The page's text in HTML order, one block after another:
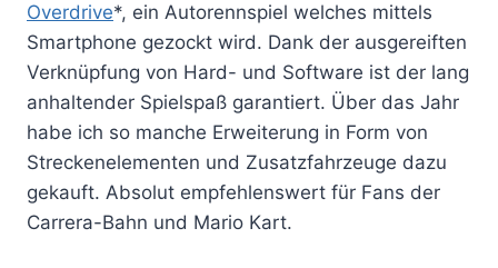
Overdrive*, ein Autorennspiel welches mittels
Smartphone gezockt wird. Dank der ausgereiften
Verknüpfung von Hard- und Software ist der lang
anhaltender Spielspaß garantiert. Über das Jahr
habe ich so manche Erweiterung in Form von
Streckenelementen und Zusatzfahrzeuge dazu
gekauft. Absolut empfehlenswert für Fans der
Carrera-Bahn und Mario Kart.